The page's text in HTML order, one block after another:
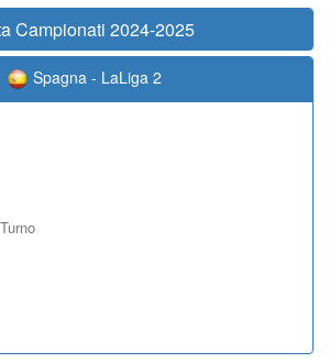
Campionati 2024-2025
Spagna - LaLiga 2